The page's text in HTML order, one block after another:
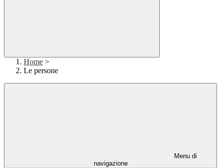
Home >
Le persone
Menu di
navigazione